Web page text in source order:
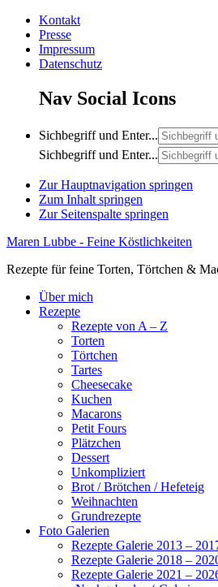
Kontakt
Presse
Impressum
Datenschutz
Nav Social Icons
Sichbegriff und Enter...
Sichbegriff und Enter...
Zur Hauptnavigation springen
Zum Inhalt springen
Zur Seitenspalte springen
Maren Lubbe - Feine Köstlichkeiten
Rezepte für feine Torten, Törtchen &
Über mich
Rezepte
Rezepte von A – Z
Torten
Törtchen
Tartes
Cheesecake
Kuchen
Macarons
Petit Fours
Plätzchen
Dessert
Unkompliziert
Brot / Brötchen / Hefeteig
Weihnachten
Grundrezepte
Foto Galerien
Rezepte Galerie 2013 –
Rezepte Galerie 2018 –
Rezepte Galerie 2021 –